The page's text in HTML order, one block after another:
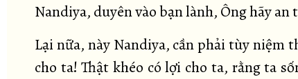
Nandiya, duyên vào bạn lành, Ông hãy
Lại nữa, này Nandiya, cần phải tùy niệm
cho ta! Thật khéo có lợi cho ta, rằng ta